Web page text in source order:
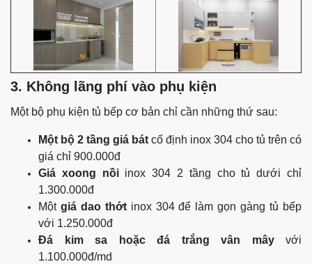
3. Không lãng phí vào phụ kiện
Một bộ phụ kiện tủ bếp cơ bản chỉ cần những thứ sau:
Một bộ 2 tầng giá bát cố định inox 304 cho tủ trên có
giá chỉ 900.000đ
Giá xoong nồiinox 304 2 tầng cho tủ dưới chỉ
1.300.000đ
Một giá dao thớtinox 304 để làm gọn gàng tủ bếp
với 1.250.000đ
Đá kim sa hoặc đá trắng vân mâyvới
1.100.000đ/md